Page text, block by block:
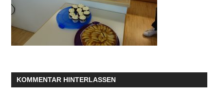
KOMMENTAR HINTERLASSEN